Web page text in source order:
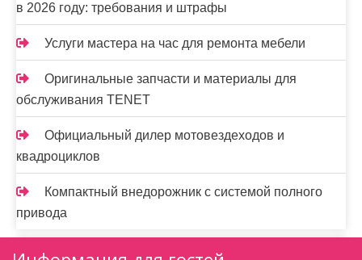
в 2026 году: требования и штрафы
Услуги мастера на час для ремонта мебели
Оригинальные запчасти и материалы для
обслуживания TENET
Официальный дилер мотовездеходов и
квадроциклов
Компактный внедорожник с системой полного
привода